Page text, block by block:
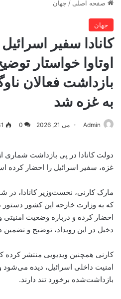
صفحه اصلی / جهان
جهان
کانادا سفیر
اوتاوا خواستار
بازداشت فعالان
به غزه شد
Admin می 21, 2026 0
دولت کانادا در پی بازداشت شماری
غزه، سفیر اسرائیل را احضار کرده
مارک کارنی، نخست‌وزیر کانادا، در
که به وزارت خارجه این کشور دستور
احضار کرده و درباره وضعیت امنیتی
دخیل در این رویداد، توضیح و تضمین
کارنی همچنین ویدیویی منتشر کرده که
امنیت داخلی اسرائیل، دیده می‌شود و
بازداشت‌شده برخورد تند دارند.